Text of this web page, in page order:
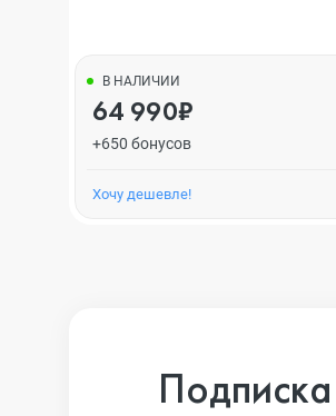
В НАЛИЧИИ
64 990₽
+650 бонусов
Хочу дешевле!